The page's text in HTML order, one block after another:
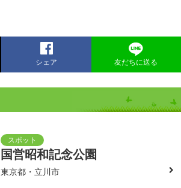
シェア 友だちに送る
国営昭和記念公園
東京都・立川市